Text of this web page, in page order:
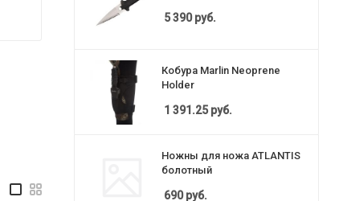
5 390руб.
Кобура Marlin Neoprene
Holder
1 391.25руб.
Ножны для ножа ATLANTIS
болотный
690руб.